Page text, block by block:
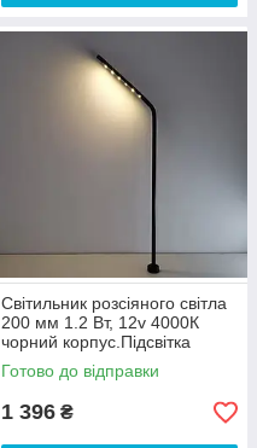
Світильник розсіяного світла
200 мм 1.2 Вт, 12v 4000К
чорний корпус.Підсвітка
вітрин
Готово до відправки
1 396 ₴